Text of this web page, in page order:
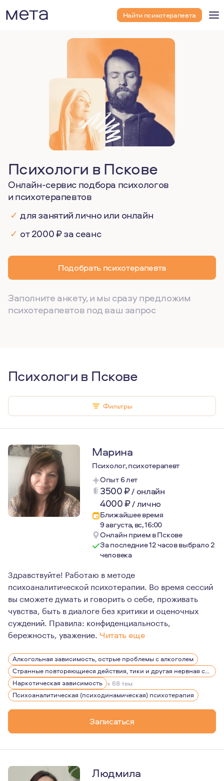
Найти психотерапевта
Психологи в Пскове
Онлайн-сервис подбора психологов
и психотерапевтов
✓ для занятий лично или онлайн
✓ от 2000 ₽ за сеанс
Подобрать психотерапевта
Заполните анкету, и мы сразу предложим
психотерапевтов под ваш запрос
Психологи в Пскове
Фильтры
Марина
Психолог, психотерапевт
Опыт 6 лет
3500₽/ онлайн
4000₽/лично
Ближайшее время
9 августа, вс, 16:00
Онлайн прием в Пскове
За последние 12 часов выбрало 2
человека
Здравствуйте! Работаю в методе
психоаналитической психотерапии. Во время сессий
вы сможете думать и говорить о себе, проживать
чувства, быть в диалоге без критики и оценочных
суждений. Правила: конфиденциальность,
бережность, уважение. Читать еще
Работаю психологом с 2005г. Глубоко изучать
Регулярно прохожу обучение, посещаю еженедельные
Являюсь членом Московской Психоаналитической
Как на своем опыте, так и на опыте своих клиентов
Возможность быть услышанным и говорить, что важно
Алкогольная зависимость, острые проблемы с алкоголем
Странные повторяющиеся действия, тики и другая нервная симптоматика
Наркотическая зависимость + 68 тем
Психоаналитическая (психодинамическая) психотерапия
Записаться
Людмила